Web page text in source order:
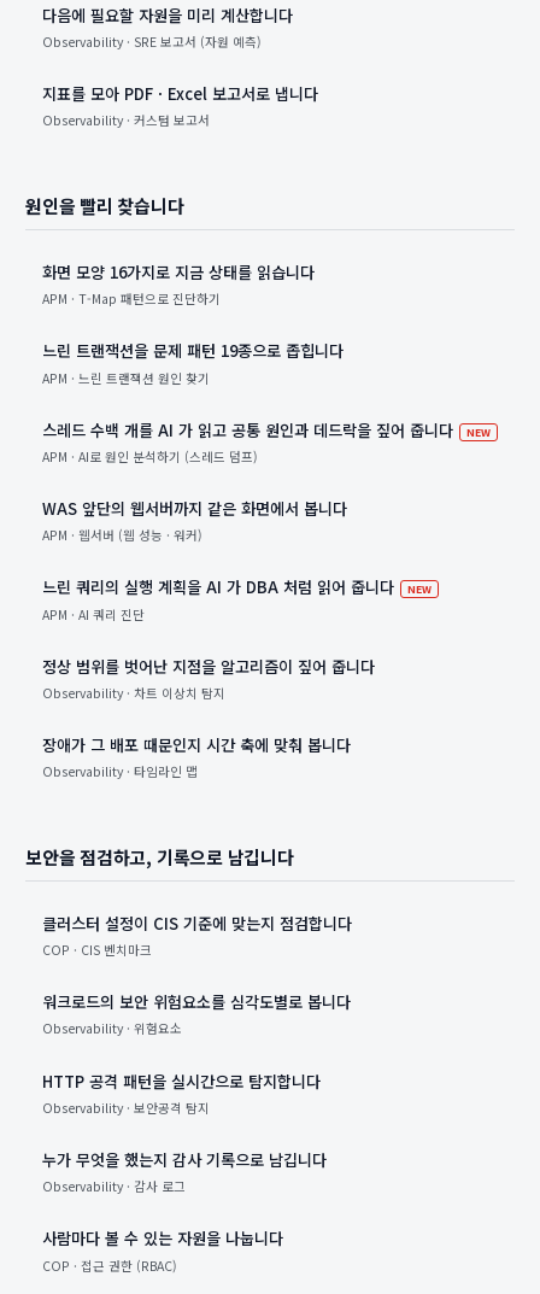
다음에 필요할 자원을 미리 계산합니다
Observability · SRE 보고서 (자원 예측)
지표를 모아 PDF · Excel 보고서로 냅니다
Observability · 커스텀 보고서
원인을 빨리 찾습니다
화면 모양 16가지로 지금 상태를 읽습니다
APM · T-Map 패턴으로 진단하기
느린 트랜잭션을 문제 패턴 19종으로 좁힙니다
APM · 느린 트랜잭션 원인 찾기
스레드 수백 개를 AI 가 읽고 공통 원인과 데드락을 짚어 줍니다 NEW새 항목
APM · AI로 원인 분석하기 (스레드 덤프)
WAS 앞단의 웹서버까지 같은 화면에서 봅니다
APM · 웹서버 (웹 성능 · 워커)
느린 쿼리의 실행 계획을 AI 가 DBA 처럼 읽어 줍니다 NEW새 항목
APM · AI 쿼리 진단
정상 범위를 벗어난 지점을 알고리즘이 짚어 줍니다
Observability · 차트 이상치 탐지
장애가 그 배포 때문인지 시간 축에 맞춰 봅니다
Observability · 타임라인 맵
보안을 점검하고, 기록으로 남깁니다
클러스터 설정이 CIS 기준에 맞는지 점검합니다
COP · CIS 벤치마크
워크로드의 보안 위험요소를 심각도별로 봅니다
Observability · 위험요소
HTTP 공격 패턴을 실시간으로 탐지합니다
Observability · 보안공격 탐지
누가 무엇을 했는지 감사 기록으로 남깁니다
Observability · 감사 로그
사람마다 볼 수 있는 자원을 나눕니다
COP · 접근 권한 (RBAC)